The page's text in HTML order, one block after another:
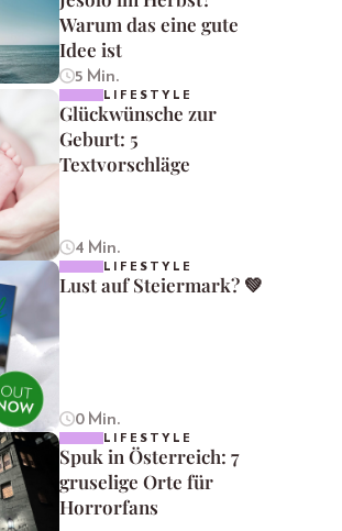
Warum das eine gute
Idee ist
5 Min.
LIFESTYLE
Glückwünsche zur
Geburt: 5
Textvorschläge
4 Min.
LIFESTYLE
Lust auf Steiermark? 💚
0 Min.
LIFESTYLE
Spuk in Österreich: 7
gruselige Orte für
Horrorfans